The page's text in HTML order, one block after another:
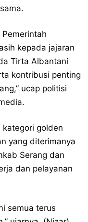
Pemerintah
kepada jajaran
Tirta Albantani
kontribusi penting
ucap politisi
kategori golden
yang diterimanya
Serang dan
dan pelayanan
semua terus